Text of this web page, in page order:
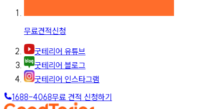
무료견적신청
굿테리어 유튜브
굿테리어 블로그
굿테리어 인스타그램
1688-4068무료 견적 신청하기